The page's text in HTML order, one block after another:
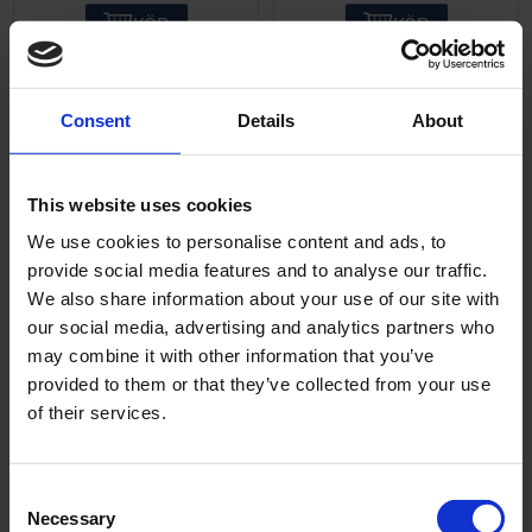
Consent Details About
This website uses cookies
We use cookies to personalise content and ads, to
provide social media features and to analyse our traffic.
We also share information about your use of our site with
our social media, advertising and analytics partners who
may combine it with other information that you’ve
provided to them or that they’ve collected from your use
of their services.
Necessary
KÖP KÖP
ANDRA KÖPTE ÄVEN
Bensinslang svart
Typ II